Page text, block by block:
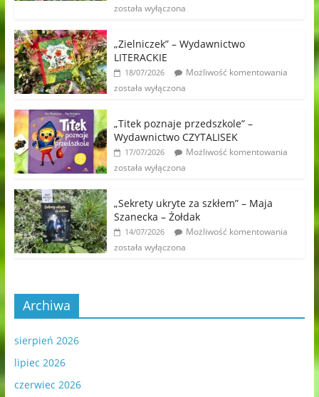
została wyłączona
„Zielniczek” – Wydawnictwo
LITERACKIE
18/07/2026
Możliwość komentowania
została wyłączona
„Titek poznaje przedszkole” –
Wydawnictwo CZYTALISEK
17/07/2026
Możliwość komentowania
została wyłączona
„Sekrety ukryte za szkłem” – Maja
Szanecka – Żołdak
14/07/2026
Możliwość komentowania
została wyłączona
Archiwa
sierpień 2026
lipiec 2026
czerwiec 2026